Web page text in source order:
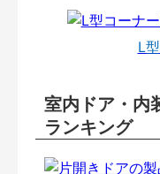
L
室内ドア・内
ランキング